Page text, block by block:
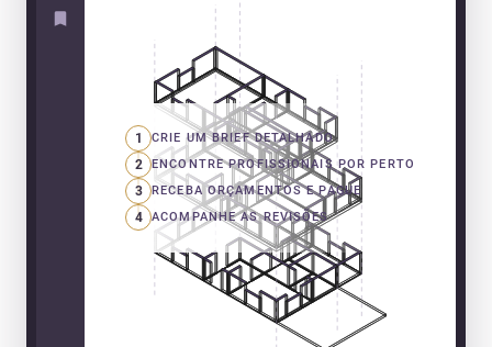
1 CRIE UM BRIEF DETALHADO
2 ENCONTRE PROFISSIONAIS POR PERTO
3 RECEBA ORÇAMENTOS E PAGUE
4 ACOMPANHE AS REVISÕES